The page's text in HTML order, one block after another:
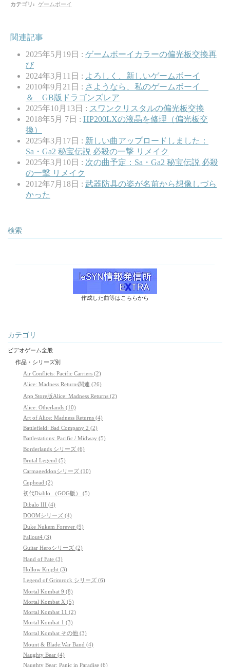
カテゴリ : ゲームボーイ
関連記事
2025年5月19日 : ゲームボーイカラーの偏光板交換再
び
2024年3月11日 : よろしく、新しいゲームボーイ
2010年9月21日 : さようなら、私のゲームボーイ
＆ GB版ドラゴンズレア
2025年10月13日 : スワンクリスタルの偏光板交換
2018年5月 7日 : HP200LXの液晶を修理（偏光板交
換）
2025年3月17日 : 新しい曲アップロードしました：
Sa・Ga2 秘宝伝説 必殺の一撃 リメイク
2025年3月10日 : 次の曲予定：Sa・Ga2 秘宝伝説 必殺
の一撃 リメイク
2012年7月18日 : 武器防具の姿が名前から想像しづら
かった
検索
作成した曲等はこちらから
カテゴリ
ビデオゲーム全般
作品・シリーズ別
Air Conflicts: Pacific Carriers (2)
Alice: Madness Returns関連 (26)
App Store版Alice: Madness Returns (2)
Alice: Otherlands (10)
Art of Alice: Madness Returns (4)
Battlefield: Bad Company 2 (2)
Battlestations: Pacific / Midway (5)
Borderlands シリーズ (6)
Brutal Legend (5)
Carmageddonシリーズ (10)
Cuphead (2)
初代Diablo （GOG版） (5)
Dibalo III (4)
DOOMシリーズ (4)
Duke Nukem Forever (9)
Fallout4 (3)
Guitar Heroシリーズ (2)
Hand of Fate (3)
Hollow Knight (3)
Legend of Grimrock シリーズ (6)
Mortal Kombat 9 (8)
Mortal Kombat X (5)
Mortal Kombat 11 (2)
Mortal Kombat 1 (3)
Mortal Kombat その他 (3)
Mount & Blade:War Band (4)
Naughty Bear (4)
Naughty Bear: Panic in Paradise (6)